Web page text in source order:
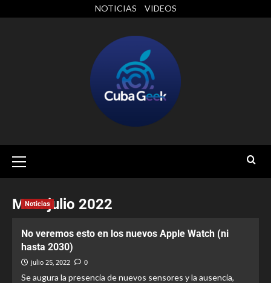
NOTICIAS VIDEOS
Mes:julio 2022
Noticias
No veremos esto en los nuevos Apple Watch (ni
hasta 2030)
julio 25, 2022 0
Se augura la presencia de nuevos sensores y la ausencia,